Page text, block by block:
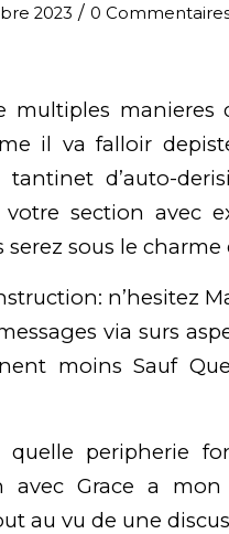
2023 / 0
multiples manieres
il va falloir
tantinet d’auto-
votre section avec
serez sous le
n’hesitez
via surs
moins Sauf
quelle peripherie
avec Grace a
au vu de une